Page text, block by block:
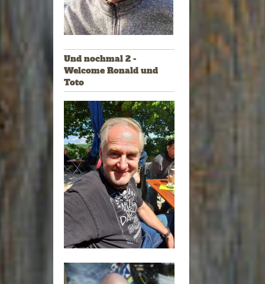
Und nochmal 2 -
Welcome Ronald und
Toto